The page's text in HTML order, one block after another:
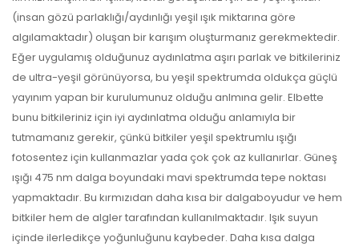
(insan gözü parlaklığı/aydınlığı yeşil ışık miktarına göre
algılamaktadır) oluşan bir karışım oluşturmanız gerekmektedir.
Eğer uygulamış olduğunuz aydınlatma aşırı parlak ve bitkileriniz
de ultra-yeşil görünüyorsa, bu yeşil spektrumda oldukça güçlü
yayınım yapan bir kurulumunuz olduğu anlmına gelir. Elbette
bunu bitkileriniz için iyi aydınlatma olduğu anlamıyla bir
tutmamanız gerekir, çünkü bitkiler yeşil spektrumlu ışığı
fotosentez için kullanmazlar yada çok çok az kullanırlar. Güneş
ışığı 475 nm dalga boyundaki mavi spektrumda tepe noktası
yapmaktadır. Bu kırmızıdan daha kısa bir dalgaboyudur ve hem
bitkiler hem de algler tarafından kullanılmaktadır. Işık suyun
içinde ilerledikçe yoğunluğunu kaybeder. Daha kısa dalga